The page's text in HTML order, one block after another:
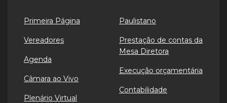
Primeira Página
Vereadores
Agenda
Câmara ao Vivo
Plenário Virtual
Paulistano
Prestação de contas da
Mesa Diretora
Execução orçamentária
Contabilidade